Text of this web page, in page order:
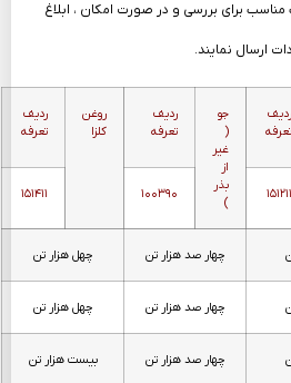
برای بررسی و در صورت امکان ، ابلاغ
ارسال نمایند.
ردیف
تعرفه
جو
(
غیر
از
بذر
)
ردیف
تعرفه
روغن
کلزا
ردیف
تعرفه
۱۵۱۲۱۱ ۱۰۰۳۹۰ ۱۵۱۴۱۱
چهار صد هزار تن چهل هزار تن
چهار صد هزار تن چهل هزار تن
چهار صد هزار تن بیست هزار تن